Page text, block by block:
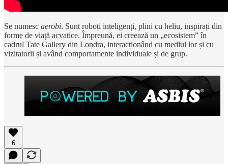
Se numesc aerobi. Sunt roboți inteligenți, plini cu heliu, inspirați din
forme de viață acvatice. Împreună, ei creează un „ecosistem” în
cadrul Tate Gallery din Londra, interacționând cu mediul lor și cu
vizitatorii și având comportamente individuale și de grup.
6